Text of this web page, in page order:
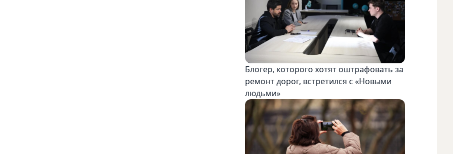
Блогер, которого хотят оштрафовать за
ремонт дорог, встретился с «Новыми
людьми»